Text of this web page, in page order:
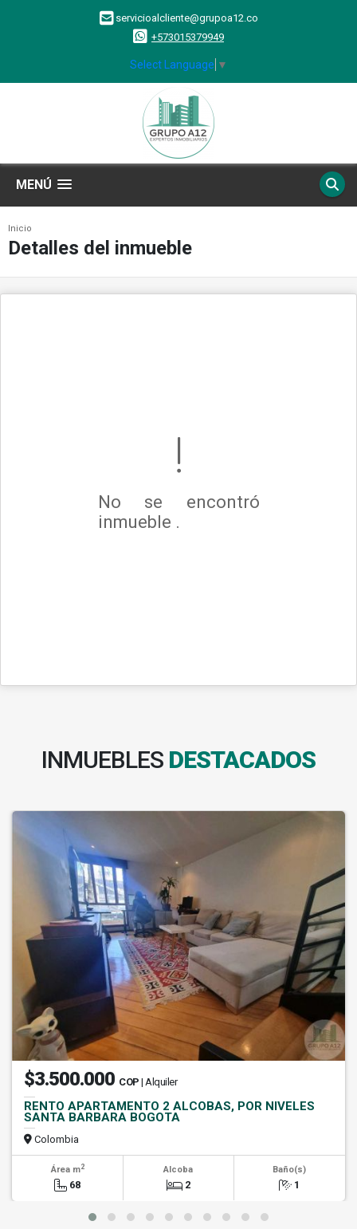
servicioalcliente@grupoa12.co
+573015379949
Select Language ▼
MENÚ
Inicio
Detalles del inmueble
No se encontró
inmueble .
INMUEBLES DESTACADOS
$3.500.000 COP | Alquiler
RENTO APARTAMENTO 2 ALCOBAS, POR NIVELES
SANTA BARBARA BOGOTA
Colombia
Área m2
68
Alcoba
2
Baño(s)
1